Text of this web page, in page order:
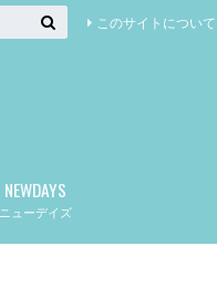
このサイトについて
ニューデイズ
NEWDAYS